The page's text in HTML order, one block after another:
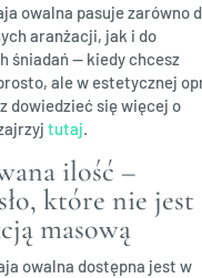
owalna pasuje zarówno
aranżacji, jak i do
śniadań — kiedy chcesz
ale w estetycznej
dowiedzieć się więcej o
tutaj.
ilość –
które nie jest
masową
owalna dostępna jest w